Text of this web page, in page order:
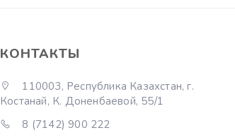
КОНТАКТЫ
110003, Республика Казахстан, г.
Костанай, К. Доненбаевой, 55/1
8 (7142) 900 222